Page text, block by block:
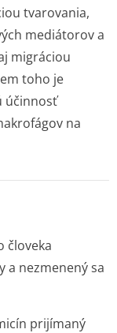
tvarovania,
mediátorov a
migráciou
toho je
účinnosť
na
človeka
a nezmenený sa
prijímaný